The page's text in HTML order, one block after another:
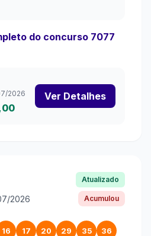
do concurso 7077
2026 Ver Detalhes
2026
Atualizado
Acumulou
16 17 20 29 35 36